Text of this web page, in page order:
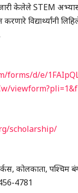
जारी केलेले STEM
करणारे विद्यार्थ्यांनी
forms/d/e/
scholarship/
सर्कस, कोलकाता,
4781